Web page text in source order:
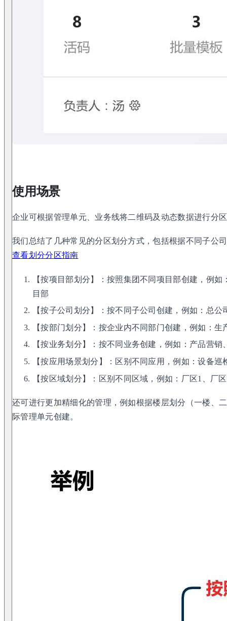
使用场景
企业可根据管理单元、业务线将二维码及动态数据进行分
我们总结了几种常见的分区划分方式，包括根据不同子公
查看划分分区指南
【按项目部划分】：按照集团不同项目部创建，例
目部
【按子公司划分】：按不同子公司创建，例如：总公
【按部门划分】：按企业内不同部门创建，例如：
【按业务划分】：按不同业务创建，例如：产品营
【按应用场景划分】：区别不同应用，例如：设备
【按区域划分】：区别不同区域，例如：厂区1、厂
还可进行更加精细化的管理，例如根据楼层划分（一楼、
际管理单元创建。